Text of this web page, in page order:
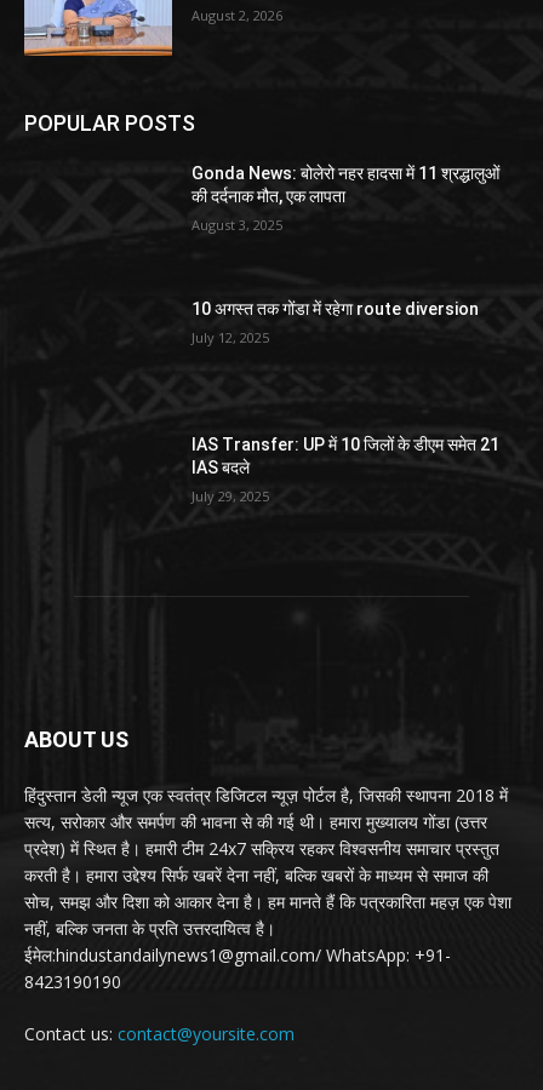
August 2, 2026
POPULAR POSTS
Gonda News: बोलेरो नहर हादसा में 11 श्रद्धालुओं
की दर्दनाक मौत, एक लापता
August 3, 2025
10 अगस्त तक गोंडा में रहेगा route diversion
July 12, 2025
IAS Transfer: UP में 10 जिलों के डीएम समेत 21
IAS बदले
July 29, 2025
ABOUT US
हिंदुस्तान डेली न्यूज एक स्वतंत्र डिजिटल न्यूज़ पोर्टल है, जिसकी स्थापना 2018 में
सत्य, सरोकार और समर्पण की भावना से की गई थी। हमारा मुख्यालय गोंडा (उत्तर
प्रदेश) में स्थित है। हमारी टीम 24x7 सक्रिय रहकर विश्वसनीय समाचार प्रस्तुत
करती है। हमारा उद्देश्य सिर्फ खबरें देना नहीं, बल्कि खबरों के माध्यम से समाज की
सोच, समझ और दिशा को आकार देना है। हम मानते हैं कि पत्रकारिता महज़ एक पेशा
नहीं, बल्कि जनता के प्रति उत्तरदायित्व है।
ईमेल:hindustandailynews1@gmail.com/ WhatsApp: +91-
8423190190
Contact us: contact@yoursite.com